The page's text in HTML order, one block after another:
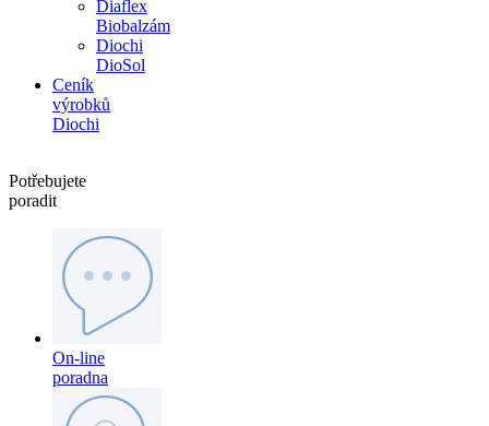
Diaflex
Biobalzám
Diochi
DioSol
Ceník
výrobků
Diochi
Potřebujete
poradit
On-line
poradna